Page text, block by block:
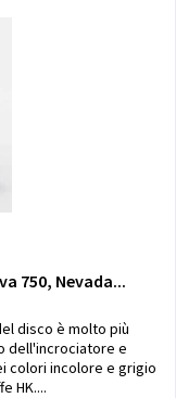
750, Nevada...
disco è molto più
dell'incrociatore e
colori incolore e grigio
HK....